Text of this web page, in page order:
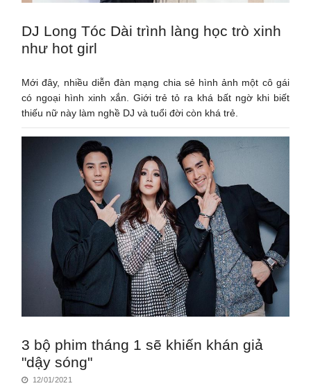
DJ Long Tóc Dài trình làng học trò xinh
như hot girl
Mới đây, nhiều diễn đàn mạng chia sẻ hình ảnh một cô gái
có ngoại hình xinh xắn. Giới trẻ tỏ ra khá bất ngờ khi biết
thiếu nữ này làm nghề DJ và tuổi đời còn khá trẻ.
3 bộ phim tháng 1 sẽ khiến khán giả
"dậy sóng"
12/01/2021